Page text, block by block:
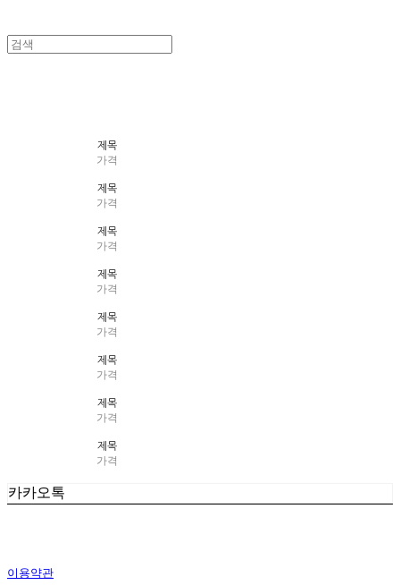
제목
가격
제목
가격
제목
가격
제목
가격
제목
가격
제목
가격
제목
가격
제목
가격
카카오톡
이용약관